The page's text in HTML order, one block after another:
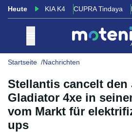
Heute KIA K4 CUPRA Tindaya
Startseite Nachrichten
Stellantis cancelt den
Gladiator 4xe in
vom Markt für
ups